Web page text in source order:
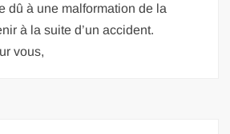
dû à une malformation de la
à la suite d’un accident.
vous,